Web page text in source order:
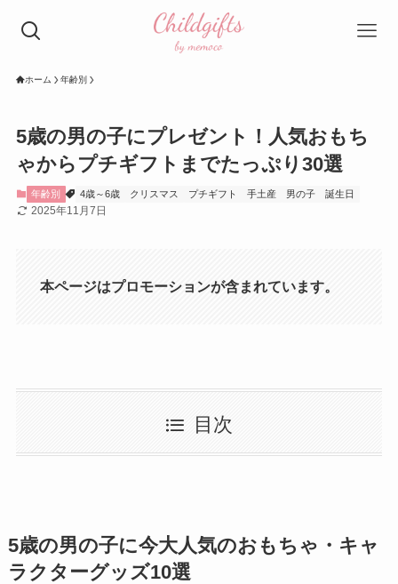
ホーム 年齢別
5歳の男の子にプレゼント！人気おもち
ゃからプチギフトまでたっぷり30選
年齢別 4歳～6歳 クリスマス プチギフト 手土産 男の子 誕生日
2025年11月7日
本ページはプロモーションが含まれています。
目次
5歳の男の子に今大人気のおもちゃ・キャ
ラクターグッズ10選